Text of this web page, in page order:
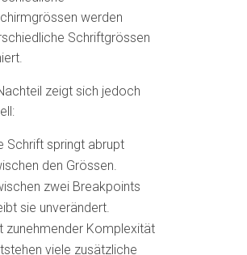
werden
Schriftgrössen
zeigt sich jedoch
Schrift springt abrupt
den Grössen.
zwei Breakpoints
sie unverändert.
zunehmender Komplexität
viele zusätzliche